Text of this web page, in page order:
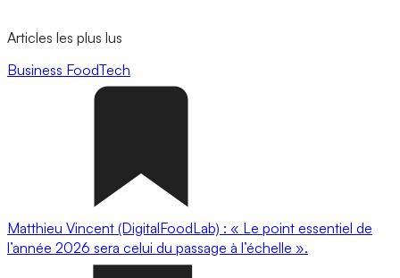
Articles les plus lus
Business FoodTech
Matthieu Vincent (DigitalFoodLab) : « Le point essentiel de
l’année 2026 sera celui du passage à l’échelle ».